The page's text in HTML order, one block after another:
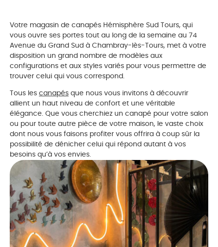
Votre magasin de canapés Hémisphère Sud Tours, qui
vous ouvre ses portes tout au long de la semaine au 74
Avenue du Grand Sud à Chambray-lès-Tours, met à votre
disposition un grand nombre de modèles aux
configurations et aux styles variés pour vous permettre de
trouver celui qui vous correspond.
Tous les canapés que nous vous invitons à découvrir
allient un haut niveau de confort et une véritable
élégance. Que vous cherchiez un canapé pour votre salon
ou pour toute autre pièce de votre maison, le vaste choix
dont nous vous faisons profiter vous offrira à coup sûr la
possibilité de dénicher celui qui répond autant à vos
besoins qu’à vos envies.